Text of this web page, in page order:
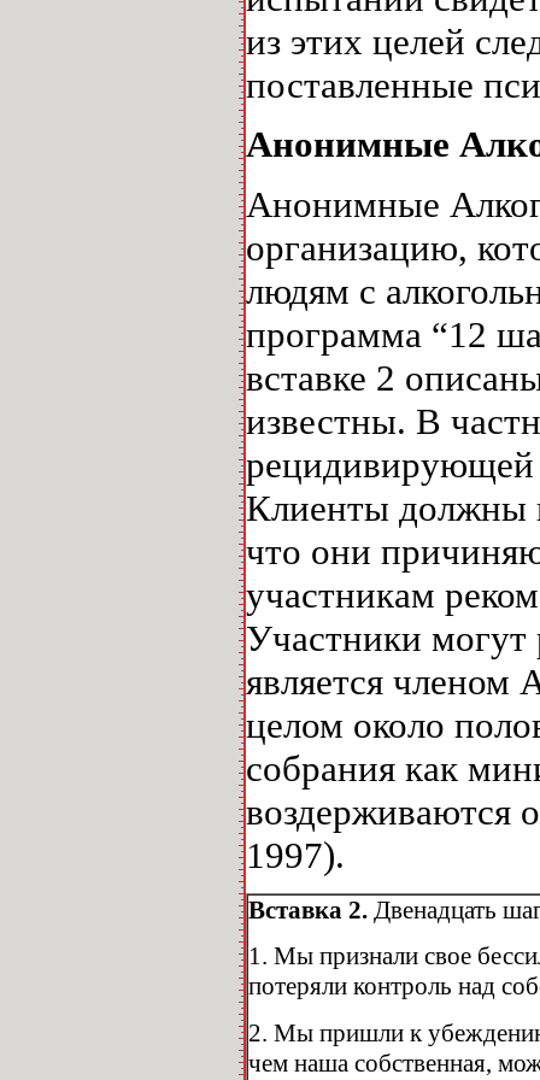
из этих целей
поставленные
Анонимные
Анонимные
организацию,
людям с
программа “12
вставке 2
известны. В
рецидивирующей
Клиенты должны
что они
участникам
Участники могут
является
целом около
собрания как
воздерживаются
1997).
Вставка 2. Двенадцать
1. Мы признали свое
потеряли контроль над
2. Мы пришли к
чем наша собственная,